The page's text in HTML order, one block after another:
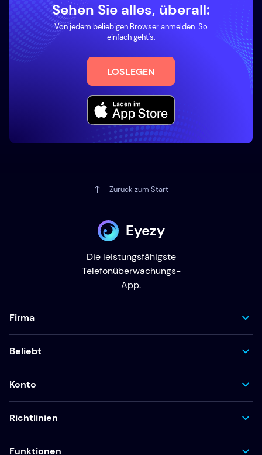
Sehen Sie alles, überall:
Von jedem beliebigen Browser anmelden. So
einfach geht's.
LOSLEGEN
Zurück zum Start
Eyezy
Die leistungsfähigste
Telefonüberwachungs-
App.
Firma
Beliebt
Konto
Richtlinien
Funktionen